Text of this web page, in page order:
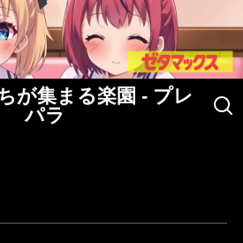
が集まる楽園 - プレ
パラ